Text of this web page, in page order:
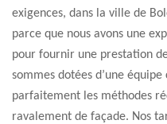
exigences, dans la ville de
parce que nous avons une
pour fournir une prestation
sommes dotées d’une
parfaitement les méthodes
ravalement de façade. Nos